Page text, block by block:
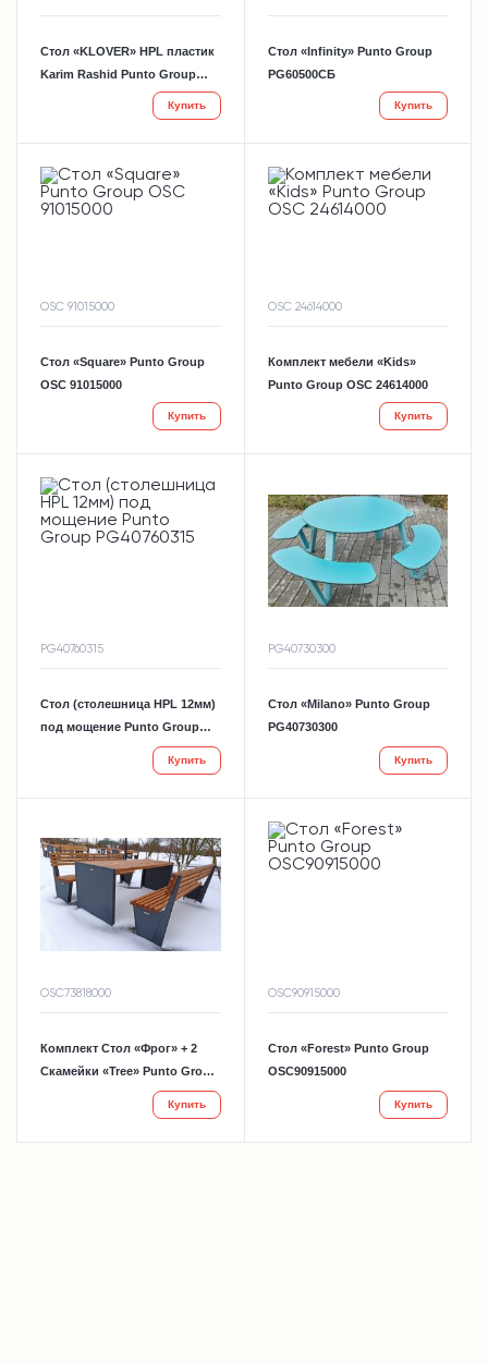
Стол «KLOVER» HPL пластик
Karim Rashid Punto Group
Купить
Стол «Infinity» Punto Group
PG60500СБ
Купить
OSC 91015000
Стол «Square» Punto Group
OSC 91015000
Купить
OSC 24614000
Комплект мебели «Kids»
Punto Group OSC 24614000
Купить
PG40760315
Стол (столешница HPL 12мм)
под мощение Punto Group
Купить
PG40730300
Стол «Milano» Punto Group
PG40730300
Купить
OSC73818000
Комплект Стол «Фрог» + 2
Скамейки «Tree» Punto Group
Купить
OSC90915000
Стол «Forest» Punto Group
OSC90915000
Купить